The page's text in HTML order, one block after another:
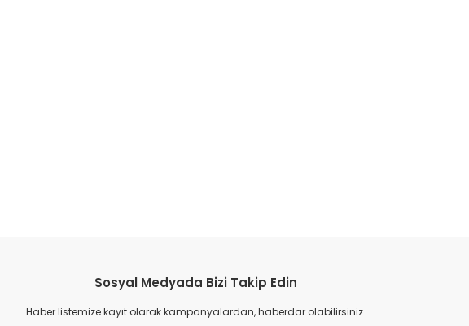
Sosyal Medyada Bizi Takip Edin
Haber listemize kayıt olarak kampanyalardan, haberdar olabilirsiniz.